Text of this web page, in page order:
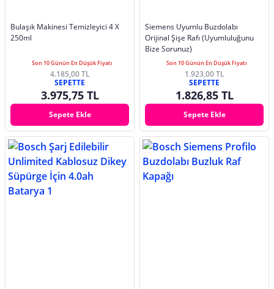
Bulaşık Makinesi Temizleyici 4 X
250ml
Son 10 Günün En Düşük Fiyatı
4.185,00 TL
SEPETTE
3.975,75 TL
Sepete Ekle
Siemens Uyumlu Buzdolabı
Orijinal Şişe Rafı (Uyumluluğunu
Bize Sorunuz)
Son 10 Günün En Düşük Fiyatı
1.923,00 TL
SEPETTE
1.826,85 TL
Sepete Ekle